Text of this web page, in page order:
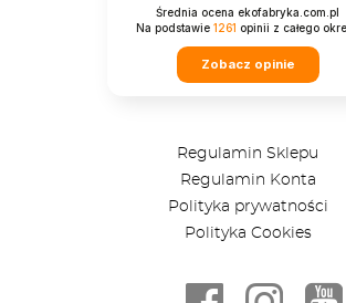
Średnia ocena ekofabryka.com.pl
Na podstawie 1261 opinii z całego
Zobacz opinie
Regulamin Sklepu
Regulamin Konta
Polityka prywatności
Polityka Cookies